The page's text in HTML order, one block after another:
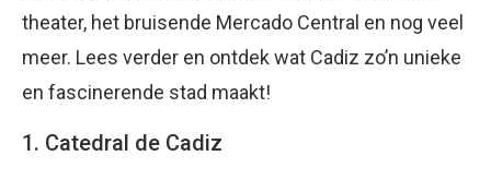
theater, het bruisende Mercado Central en nog veel
meer. Lees verder en ontdek wat Cadiz zo’n unieke
en fascinerende stad maakt!
1. Catedral de Cadiz